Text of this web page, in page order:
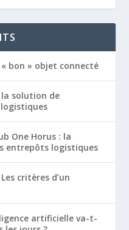
« bon » objet connecté
la solution de
One Horus : la
entrepôts logistiques
Les critères d’un
artificielle va-t-